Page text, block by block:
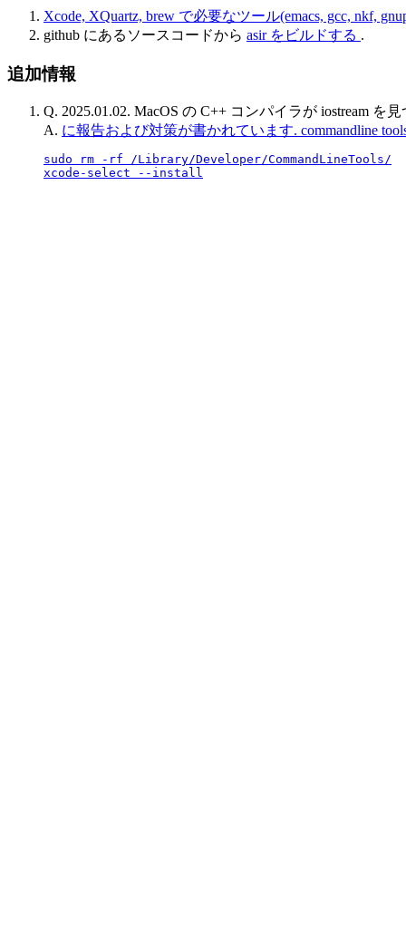
Xcode, XQuartz, brew で必要なツール(emacs, gcc, nkf,
github にあるソースコードから asir をビルドする .
追加情報
Q. 2025.01.02. MacOS の C++ コンパイラが iostream を
A. に報告および対策が書かれています. commandline
sudo rm -rf /Library/Developer/CommandLineTools/